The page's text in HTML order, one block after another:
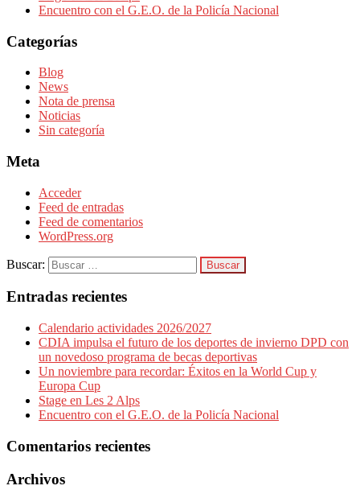
Encuentro con el G.E.O. de la Policía Nacional
Categorías
Blog
News
Nota de prensa
Noticias
Sin categoría
Meta
Acceder
Feed de entradas
Feed de comentarios
WordPress.org
Buscar:
Entradas recientes
Calendario actividades 2026/2027
CDIA impulsa el futuro de los deportes de invierno DPD con
un novedoso programa de becas deportivas
Un noviembre para recordar: Éxitos en la World Cup y
Europa Cup
Stage en Les 2 Alps
Encuentro con el G.E.O. de la Policía Nacional
Comentarios recientes
Archivos